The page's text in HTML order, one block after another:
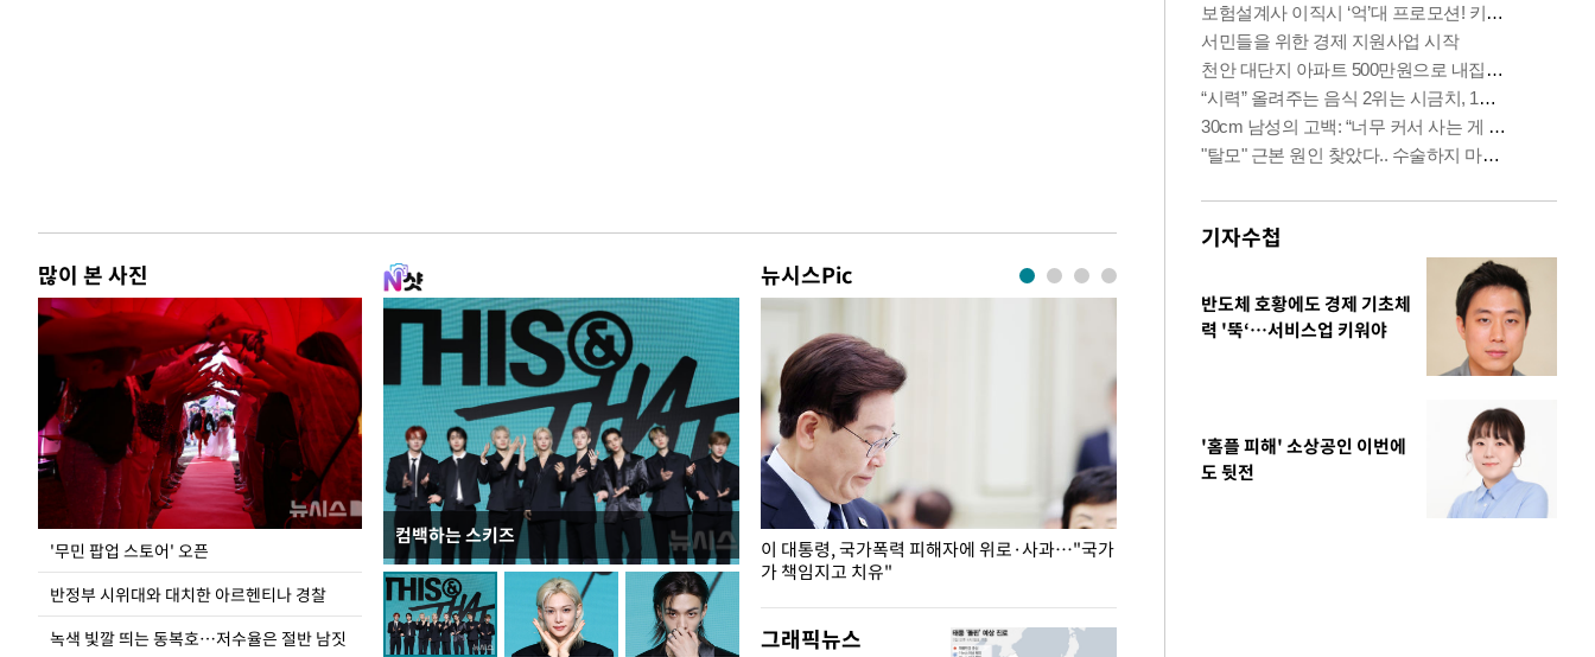
많이 본 사진
'무민 팝업 스토어' 오픈
반정부 시위대와 대치한 아르헨티나 경찰
녹색 빛깔 띄는 동복호…저수율은 절반 남짓
컴백하는 스키즈
뉴시스Pic
지석천 뒤덮은 개구리밥
이 대통령, 국가폭력 피해자에 위로·사과…"국가
가 책임지고 치유"
그래픽뉴스
기자수첩
반도체 호황에도 경제 기초체
력 '뚝‘…서비스업 키워야
'홈플 피해' 소상공인 이번에
도 뒷전